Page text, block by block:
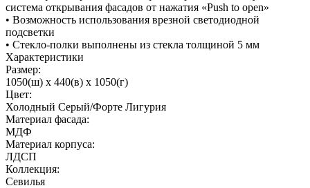
система открывания фасадов от нажатия «Push to open»
• Возможность использования врезной светодиодной
подсветки
• Стекло-полки выполнены из стекла толщиной 5 мм
Характеристики
Размер:
1050(ш) x 440(в) x 1050(г)
Цвет:
Холодный Серый/Форте Лигурия
Материал фасада:
МДФ
Материал корпуса:
ЛДСП
Коллекция:
Севилья